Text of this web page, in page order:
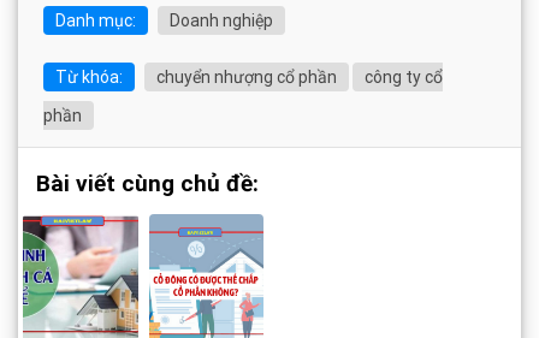
Danh mục: Doanh nghiệp
Từ khóa: chuyển nhượng cổ phần
công ty cổ
phần
Bài viết cùng chủ đề: